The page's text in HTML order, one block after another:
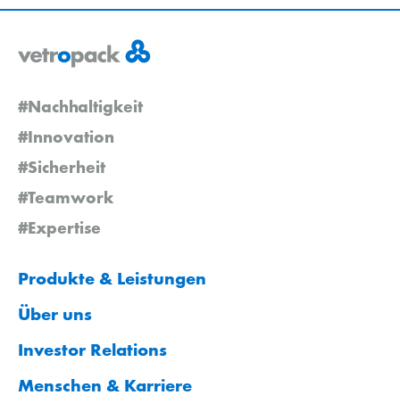
#Nachhaltigkeit
#Innovation
#Sicherheit
#Teamwork
#Expertise
Produkte & Leistungen
Über uns
Investor Relations
Menschen & Karriere